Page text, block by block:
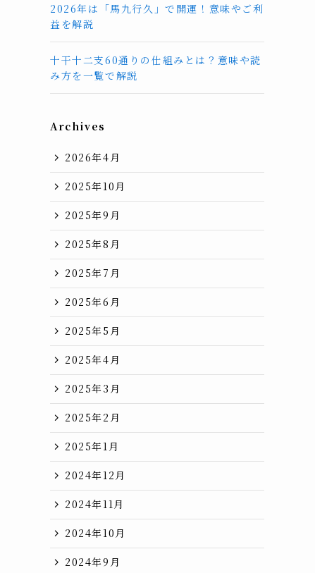
2026年は「馬九行久」で開運！意味やご利
益を解説
十干十二支60通りの仕組みとは？意味や読
み方を一覧で解説
Archives
2026年4月
2025年10月
2025年9月
2025年8月
2025年7月
2025年6月
2025年5月
2025年4月
2025年3月
2025年2月
2025年1月
2024年12月
2024年11月
2024年10月
2024年9月